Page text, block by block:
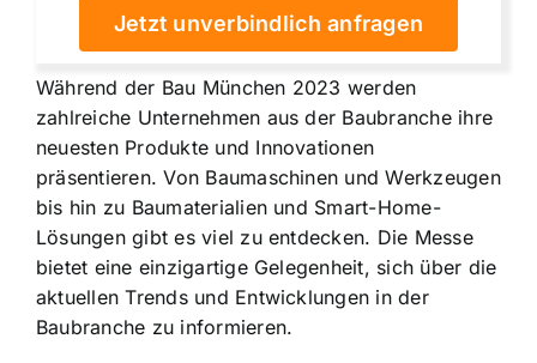
Jetzt unverbindlich anfragen
Während der Bau München 2023 werden
zahlreiche Unternehmen aus der Baubranche ihre
neuesten Produkte und Innovationen
präsentieren. Von Baumaschinen und Werkzeugen
bis hin zu Baumaterialien und Smart-Home-
Lösungen gibt es viel zu entdecken. Die Messe
bietet eine einzigartige Gelegenheit, sich über die
aktuellen Trends und Entwicklungen in der
Baubranche zu informieren.